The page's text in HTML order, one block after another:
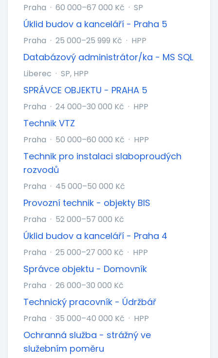
Praha · 60 000–67 000 Kč · SP
Úklid budov a kanceláří - Praha 5
Praha · 25 000–25 999 Kč · HPP
Databázový administrátor/ka - MS SQL
Liberec · SP, HPP
SPRÁVCE OBJEKTU - PRAHA 5
Praha · 24 000–30 000 Kč · HPP
Technik VTZ
Praha · 50 000–60 000 Kč · HPP
Technik pro instalaci slaboproudých
rozvodů
Praha · 45 000–50 000 Kč
Provozní technik - objekty BIS
Praha · 52 000–57 000 Kč
Úklid budov a kanceláří - Praha 4
Praha · 25 000–27 000 Kč · HPP
Správce objektu - Domovník
Praha · 26 000–30 000 Kč
Technický pracovník - Údržbář
Praha · 35 000–40 000 Kč · HPP
Ochranná služba - strážný ve
služebním poměru